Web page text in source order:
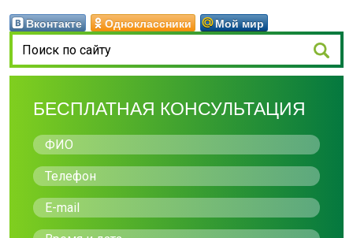
Вконтакте Одноклассники Мой мир
БЕСПЛАТНАЯ КОНСУЛЬТАЦИЯ